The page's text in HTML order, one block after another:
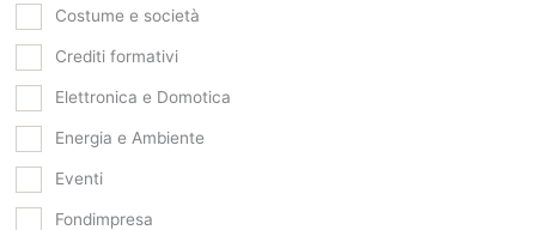
Costume e società
Crediti formativi
Elettronica e Domotica
Energia e Ambiente
Eventi
Fondimpresa